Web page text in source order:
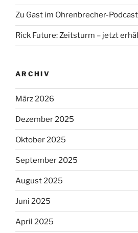
Zu Gast im Ohrenbrecher-
Rick Future: Zeitsturm – jetzt
ARCHIV
März 2026
Dezember 2025
Oktober 2025
September 2025
August 2025
Juni 2025
April 2025